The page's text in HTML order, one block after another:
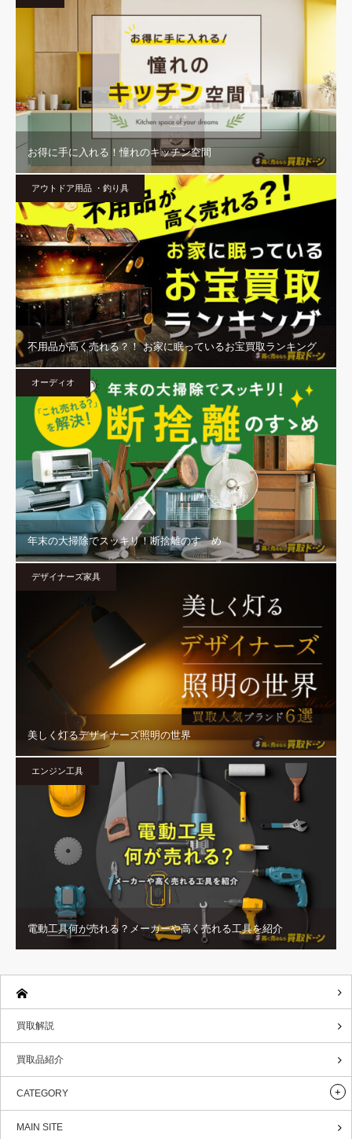
お得に手に入れる！憧れのキッチン空間
アウトドア用品 ・釣り具
不用品が高く売れる？！ お家に眠っているお宝買取ランキング
オーディオ
年末の大掃除でスッキリ！断捨離のすゝめ
デザイナーズ家具
美しく灯るデザイナーズ照明の世界
エンジン工具
電動工具何が売れる？メーカーや高く売れる工具を紹介
買取解説
買取品紹介
CATEGORY
MAIN SITE